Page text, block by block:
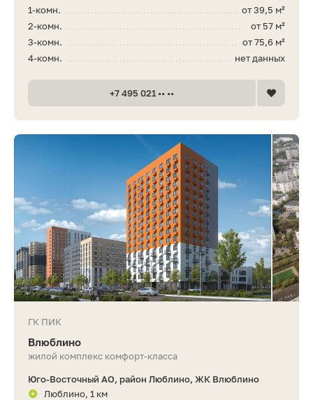
от 39,5 м²
1-комн.
от 57 м²
2-комн.
от 75,6 м²
3-комн.
нет данных
4-комн.
+7 495 021 •• ••
ГК ПИК
Влюблино
жилой комплекс комфорт-класса
Юго-Восточный АО, район Люблино, ЖК Влюблино
Люблино, 1 км